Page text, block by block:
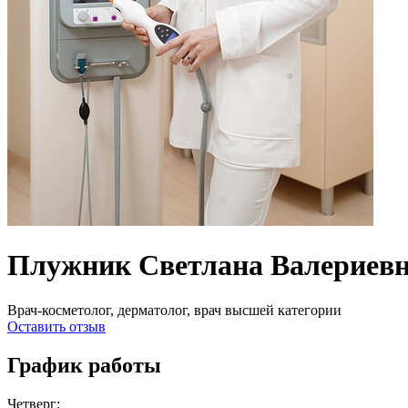
Плужник Светлана
Врач-косметолог, дерматолог, врач высшей категории
Оставить отзыв
График работы
Четверг: